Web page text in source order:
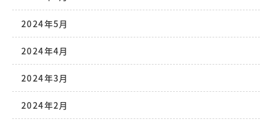
2024年5月
2024年4月
2024年3月
2024年2月